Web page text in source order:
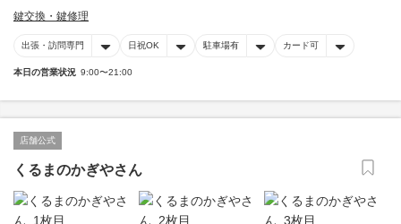
鍵交換・鍵修理
出張・訪問専門 日祝OK 駐車場有 カード可
本日の営業状況 9:00〜21:00
店舗公式
くるまのかぎやさん